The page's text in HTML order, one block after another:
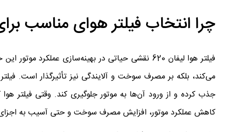
چرا انتخاب فیلتر هوای مناسب برای لیفان 620
فیلتر هوا لیفان 620 نقشی حیاتی در بهینه‌سازی
می‌کند، بلکه بر مصرف سوخت و آلایندگی نیز تأثیرگذار است.
جذب کرده و از ورود آن‌ها به موتور جلوگیری کند. وقتی فیلتر
کاهش عملکرد موتور، افزایش مصرف سوخت و حتی آسیب به